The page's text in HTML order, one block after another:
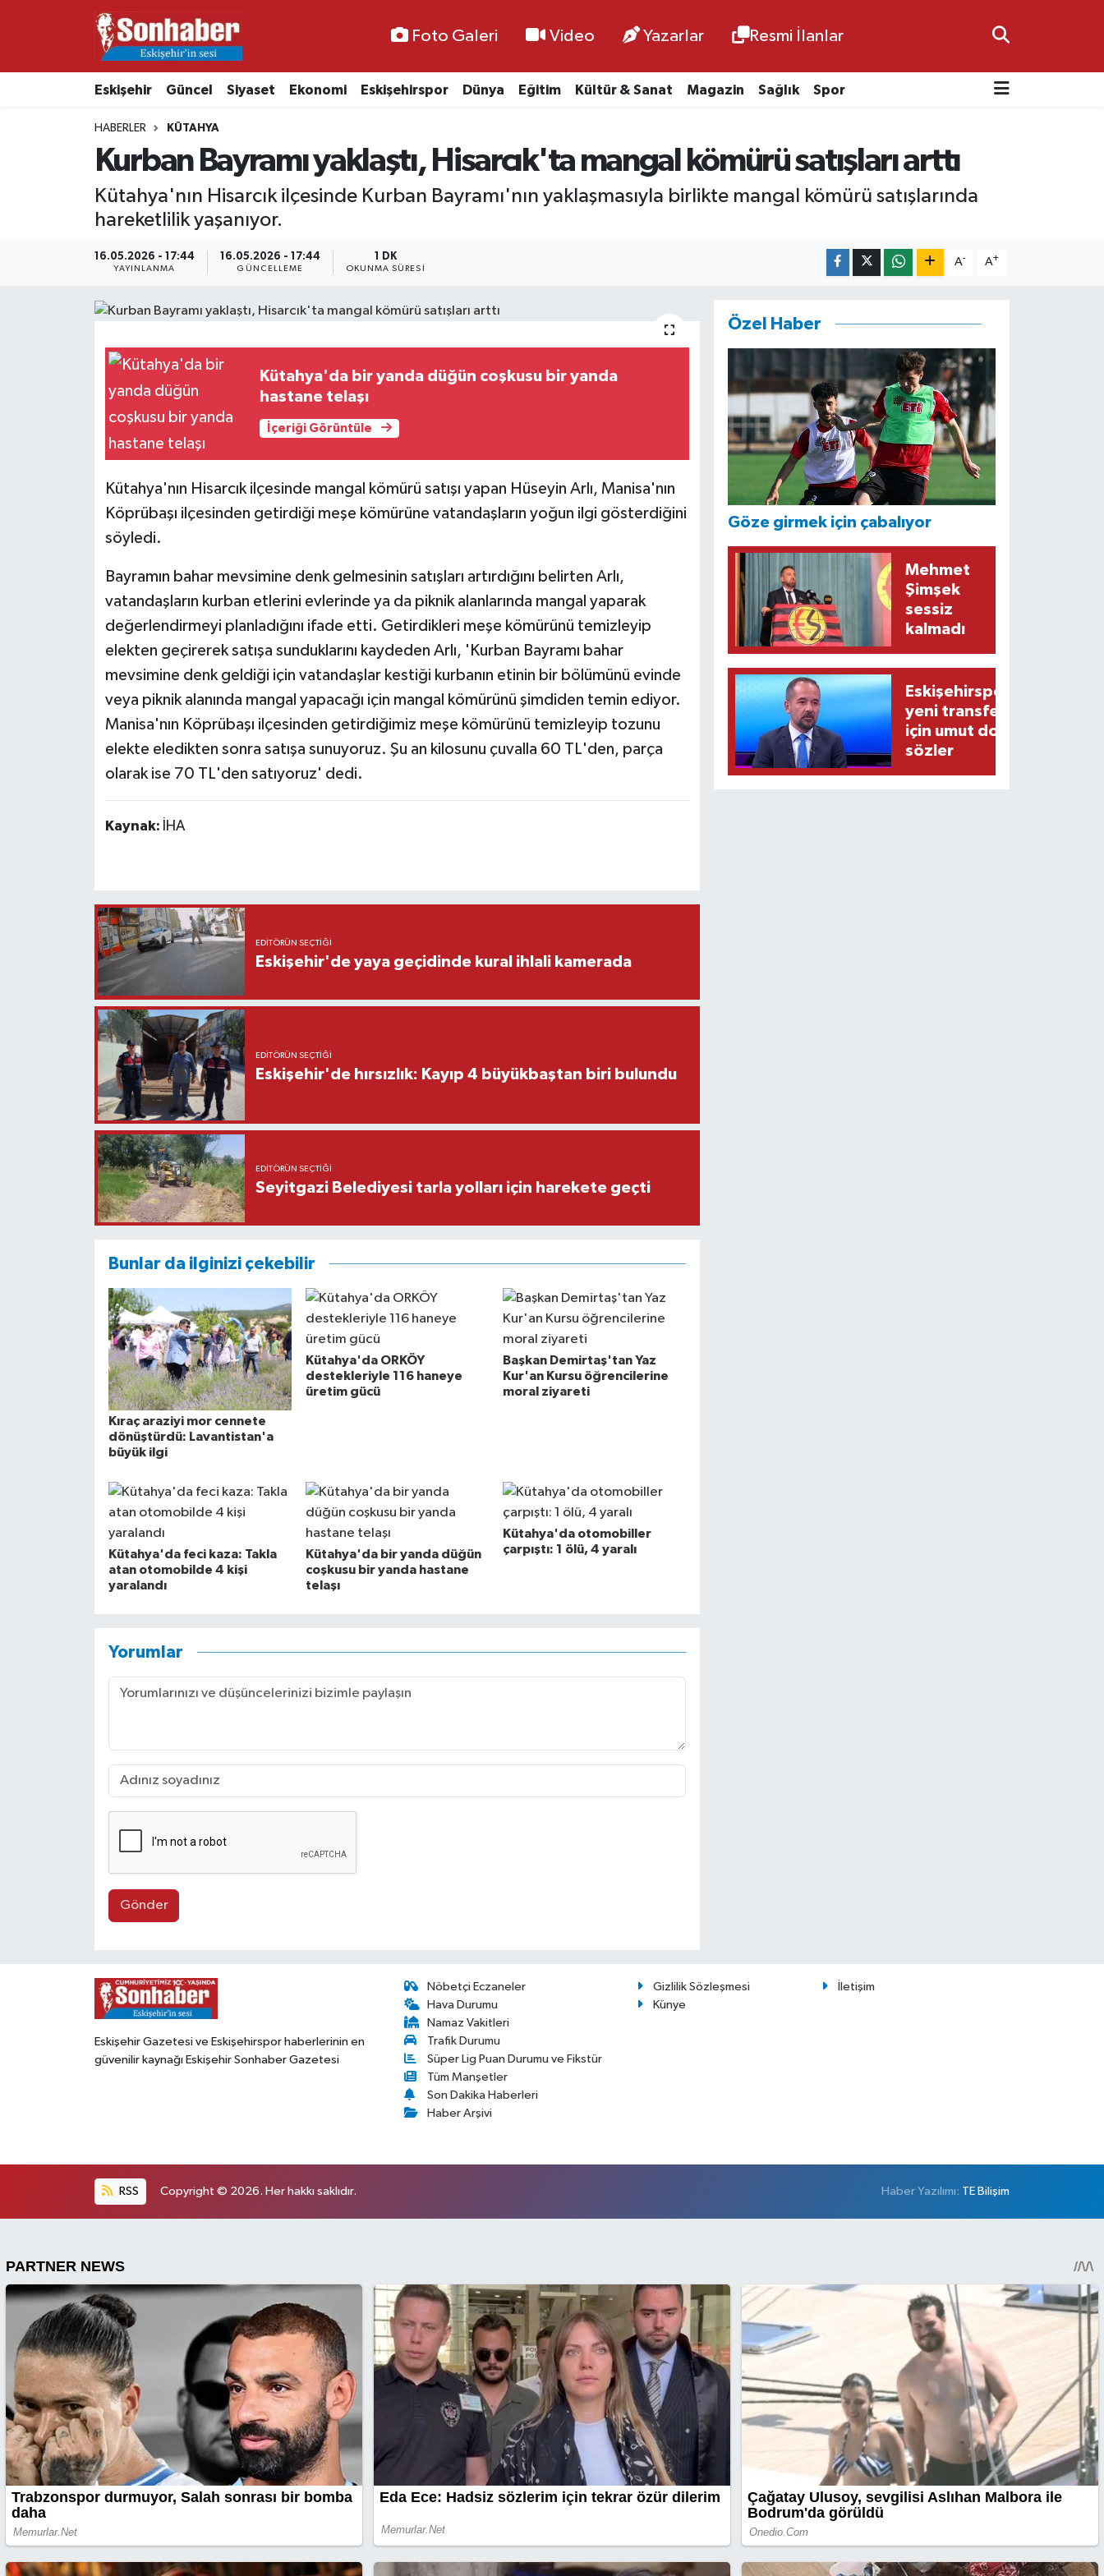
Foto Galeri Video Yazarlar Resmi İlanlar
Eskişehir Güncel Siyaset Ekonomi Eskişehirspor Dünya Eğitim Kültür & Sanat Magazin Sağlık Spor
HABERLER KÜTAHYA
Kurban Bayramı yaklaştı, Hisarcık'ta mangal kömürü satışları arttı
Kütahya'nın Hisarcık ilçesinde Kurban Bayramı'nın yaklaşmasıyla birlikte mangal kömürü satışlarında
hareketlilik yaşanıyor.
16.05.2026 - 17:44
YAYINLANMA
16.05.2026 - 17:44
GÜNCELLEME
1 DK
OKUNMA SÜRESI
A- A+
Kütahya'da bir yanda düğün coşkusu bir yanda
hastane telaşı
İçeriği Görüntüle
Kütahya'nın Hisarcık ilçesinde mangal kömürü satışı yapan Hüseyin Arlı, Manisa'nın
Köprübaşı ilçesinden getirdiği meşe kömürüne vatandaşların yoğun ilgi gösterdiğini
söyledi.
Bayramın bahar mevsimine denk gelmesinin satışları artırdığını belirten Arlı,
vatandaşların kurban etlerini evlerinde ya da piknik alanlarında mangal yaparak
değerlendirmeyi planladığını ifade etti. Getirdikleri meşe kömürünü temizleyip
elekten geçirerek satışa sunduklarını kaydeden Arlı, 'Kurban Bayramı bahar
mevsimine denk geldiği için vatandaşlar kestiği kurbanın etinin bir bölümünü evinde
veya piknik alanında mangal yapacağı için mangal kömürünü şimdiden temin ediyor.
Manisa'nın Köprübaşı ilçesinden getirdiğimiz meşe kömürünü temizleyip tozunu
elekte eledikten sonra satışa sunuyoruz. Şu an kilosunu çuvalla 60 TL'den, parça
olarak ise 70 TL'den satıyoruz' dedi.
Kaynak: İHA
EDITÖRÜN SEÇTIĞI
Eskişehir'de yaya geçidinde kural ihlali kamerada
EDITÖRÜN SEÇTIĞI
Eskişehir'de hırsızlık: Kayıp 4 büyükbaştan biri bulundu
EDITÖRÜN SEÇTIĞI
Seyitgazi Belediyesi tarla yolları için harekete geçti
Bunlar da ilginizi çekebilir
Kıraç araziyi mor cennete
dönüştürdü: Lavantistan'a
büyük ilgi
Kütahya'da ORKÖY
destekleriyle 116 haneye
üretim gücü
Başkan Demirtaş'tan Yaz
Kur'an Kursu öğrencilerine
moral ziyareti
Kütahya'da feci kaza: Takla
atan otomobilde 4 kişi
yaralandı
Kütahya'da bir yanda düğün
coşkusu bir yanda hastane
telaşı
Kütahya'da otomobiller
çarpıştı: 1 ölü, 4 yaralı
Yorumlar
Gönder
Özel Haber
Göze girmek için çabalıyor
Mehmet
Şimşek
sessiz
kalmadı
Eskişehirspor’un
yeni transferi
için umut dolu
sözler
Eskişehir Gazetesi ve Eskişehirspor haberlerinin en
güvenilir kaynağı Eskişehir Sonhaber Gazetesi
Nöbetçi Eczaneler
Hava Durumu
Namaz Vakitleri
Trafik Durumu
Süper Lig Puan Durumu ve Fikstür
Tüm Manşetler
Son Dakika Haberleri
Haber Arşivi
Gizlilik Sözleşmesi
İletişim
Künye
RSS Copyright © 2026. Her hakkı saklıdır. Haber Yazılımı: TE Bilişim
Ekonomi
Kültür & Sanat
Resmi İlanlar
Nöbetçi Eczaneler
Namaz Vakitleri
Trafik Durumu
Süper Lig Puan Durumu ve Fikstür
Tüm Manşetler
Son Dakika Haberleri
Haber Arşivi